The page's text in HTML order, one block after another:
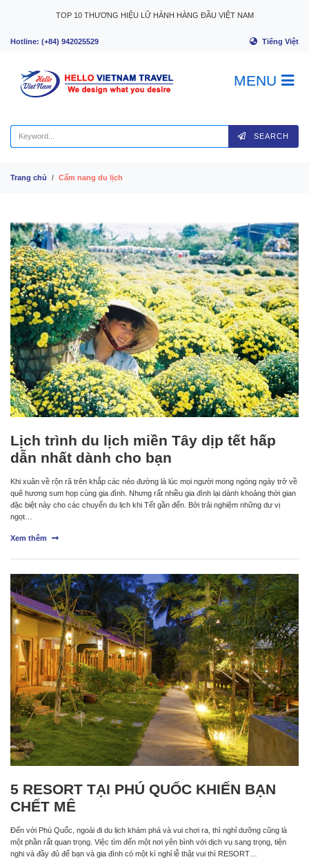
TOP 10 THƯƠNG HIỆU LỮ HÀNH HÀNG ĐẦU VIỆT NAM
Hotline: (+84) 942025529 Tiếng Việt
MENU
SEARCH
Trang chủ Cẩm nang du lịch
Lịch trình du lịch miền Tây dịp tết hấp
dẫn nhất dành cho bạn
Khi xuân về rộn rã trên khắp các nẻo đường là lúc mọi người mong ngóng ngày trở về
quê hương sum họp cùng gia đình. Nhưng rất nhiều gia đình lại dành khoảng thời gian
đặc biệt này cho các chuyến du lịch khi Tết gần đến. Bởi trải nghiệm những dư vị
ngọt…
Xem thêm
5 RESORT TẠI PHÚ QUỐC KHIẾN BẠN
CHẾT MÊ
Đến với Phú Quốc, ngoài đi du lịch khám phá và vui chơi ra, thì nghỉ dưỡng cũng là
một phần rất quan trọng. Việc tìm đến một nơi yên bình với dịch vụ sang trọng, tiện
nghi và đầy đủ để bạn và gia đình có một kì nghỉ lễ thật vui thì RESORT…